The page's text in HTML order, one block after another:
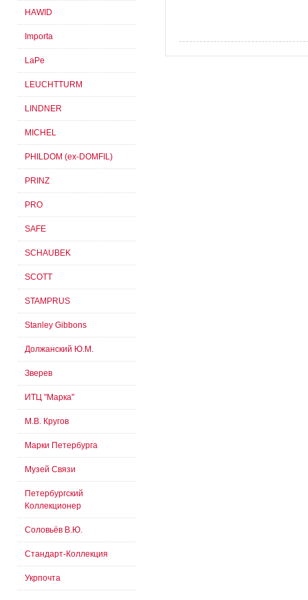
HAWID
Importa
LaPe
LEUCHTTURM
LINDNER
MICHEL
PHILDOM (ex-DOMFIL)
PRINZ
PRO
SAFE
SCHAUBEK
SCOTT
STAMPRUS
Stanley Gibbons
Должанский Ю.М.
Зверев
ИТЦ "Марка"
М.В. Кругов
Марки Петербурга
Музей Связи
Петербургский
Коллекционер
Соловьёв В.Ю.
Стандарт-Коллекция
Укрпочта